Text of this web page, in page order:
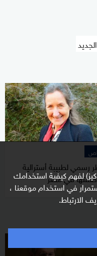
لفهم كيفية استخدامك
في استخدام موقعنا ،
الارتباط.
رسمي لطبيبة أسترالية
في مصر